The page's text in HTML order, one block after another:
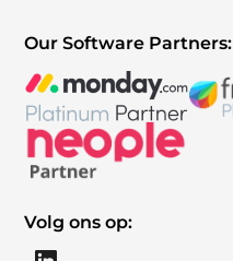
Our Software Partners:
Volg ons op: